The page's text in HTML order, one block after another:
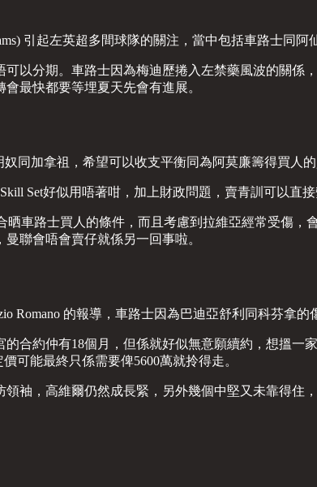
引起左英超多間球隊的關注，當中包括車路士同
以分期。車路士因為梅迪歷捲入左禁藥風波的關
最快都要等埋夏天先會有進展。
同加拿祖，希望可以收支平衡同為阿莫廉籌得買人
Set好似用唔著咁，加上財政問題，賣青訓可以直
車路士買人的條件，而且考慮到拉維亞經常受傷，
聯會唔會賣仔就係另一回事啦。
Romano 的報導，車路士因為巴迪亞舒利同科芬拿的
合約仲有18個月，但係就好似無意願續約，想搵一
可能最終只係需要俾5600萬就拎得走。
袖，高維爾仍然成長緊，另外幾個中堅又未靠得住